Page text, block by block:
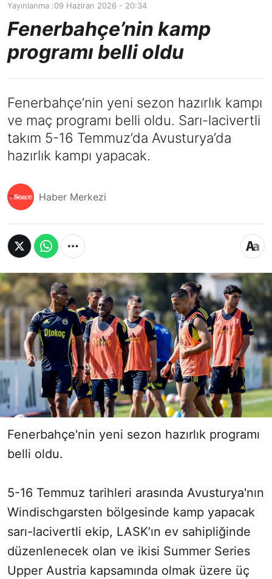
Yayınlanma :09 Haziran 2026 - 20:34
Fenerbahçe’nin kamp
programı belli oldu
Fenerbahçe’nin yeni sezon hazırlık kampı
ve maç programı belli oldu. Sarı-lacivertli
takım 5-16 Temmuz’da Avusturya’da
hazırlık kampı yapacak.
Haber Merkezi
Fenerbahçe'nin yeni sezon hazırlık programı
belli oldu.
5-16 Temmuz tarihleri arasında Avusturya'nın
Windischgarsten bölgesinde kamp yapacak
sarı-lacivertli ekip, LASK’ın ev sahipliğinde
düzenlenecek olan ve ikisi Summer Series
Upper Austria kapsamında olmak üzere üç